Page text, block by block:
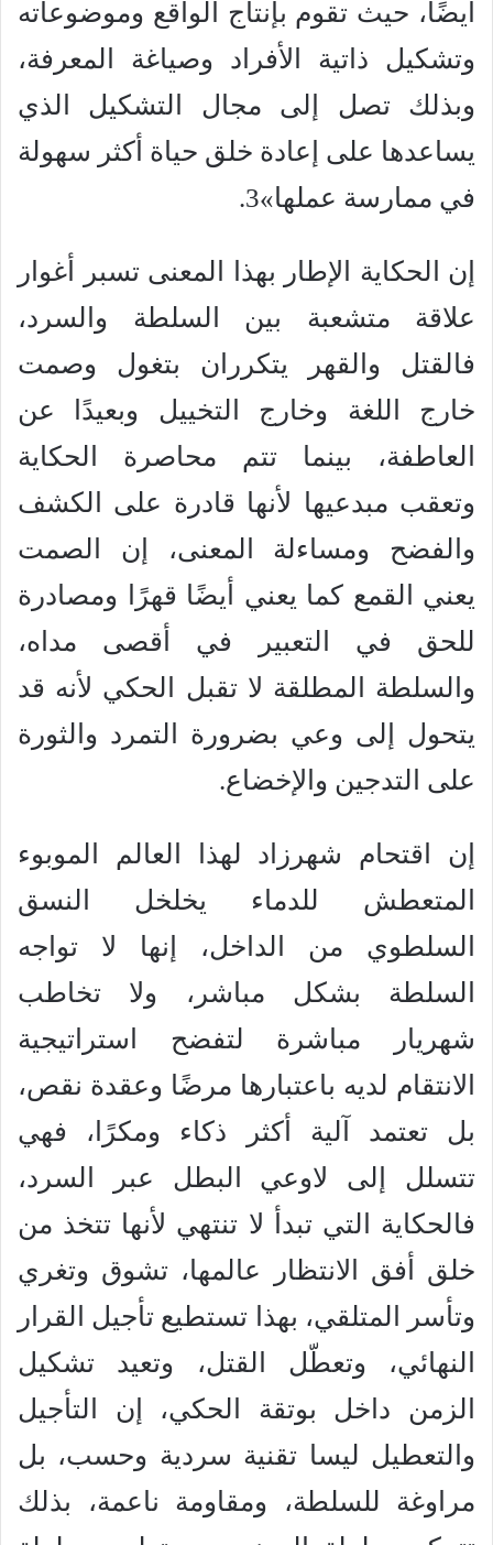
أيضًا، حيث تقوم بإنتاج الواقع وموضوعاته
وتشكيل ذاتية الأفراد وصياغة المعرفة،
وبذلك تصل إلى مجال التشكيل الذي
يساعدها على إعادة خلق حياة أكثر سهولة
في ممارسة عملها»3.
إن الحكاية الإطار بهذا المعنى تسبر أغوار
علاقة متشعبة بين السلطة والسرد،
فالقتل والقهر يتكرران بتغول وصمت
خارج اللغة وخارج التخييل وبعيدًا عن
العاطفة، بينما تتم محاصرة الحكاية
وتعقب مبدعيها لأنها قادرة على الكشف
والفضح ومساءلة المعنى، إن الصمت
يعني القمع كما يعني أيضًا قهرًا ومصادرة
للحق في التعبير في أقصى مداه،
والسلطة المطلقة لا تقبل الحكي لأنه قد
يتحول إلى وعي بضرورة التمرد والثورة
على التدجين والإخضاع.
إن اقتحام شهرزاد لهذا العالم الموبوء
المتعطش للدماء يخلخل النسق
السلطوي من الداخل، إنها لا تواجه
السلطة بشكل مباشر، ولا تخاطب
شهريار مباشرة لتفضح استراتيجية
الانتقام لديه باعتبارها مرضًا وعقدة نقص،
بل تعتمد آلية أكثر ذكاء ومكرًا، فهي
تتسلل إلى لاوعي البطل عبر السرد،
فالحكاية التي تبدأ لا تنتهي لأنها تتخذ من
خلق أفق الانتظار عالمها، تشوق وتغري
وتأسر المتلقي، بهذا تستطيع تأجيل القرار
النهائي، وتعطّل القتل، وتعيد تشكيل
الزمن داخل بوتقة الحكي، إن التأجيل
والتعطيل ليسا تقنية سردية وحسب، بل
مراوغة للسلطة، ومقاومة ناعمة، بذلك